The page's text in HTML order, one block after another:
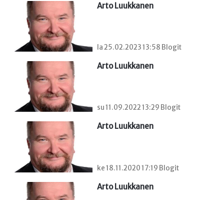
Arto Luukkanen
la 25.02.2023 13:58 Blogit
Arto Luukkanen
su 11.09.2022 13:29 Blogit
Arto Luukkanen
ke 18.11.2020 17:19 Blogit
Arto Luukkanen